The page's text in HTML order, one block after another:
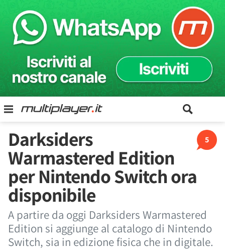
5
Darksiders
Warmastered Edition
per Nintendo Switch ora
disponibile
A partire da oggi Darksiders Warmastered
Edition si aggiunge al catalogo di Nintendo
Switch, sia in edizione fisica che in digitale.